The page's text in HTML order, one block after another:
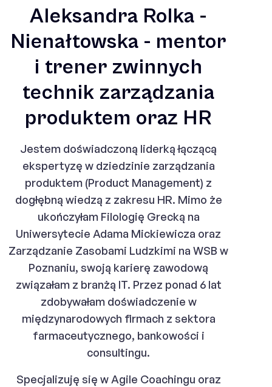
Aleksandra Rolka -
Nienałtowska - mentor
i trener zwinnych
technik zarządzania
produktem oraz HR
Jestem doświadczoną liderką łączącą
ekspertyzę w dziedzinie zarządzania
produktem (Product Management) z
dogłębną wiedzą z zakresu HR. Mimo że
ukończyłam Filologię Grecką na
Uniwersytecie Adama Mickiewicza oraz
Zarządzanie Zasobami Ludzkimi na WSB w
Poznaniu, swoją karierę zawodową
związałam z branżą IT. Przez ponad 6 lat
zdobywałam doświadczenie w
międzynarodowych firmach z sektora
farmaceutycznego, bankowości i
consultingu.
Specjalizuję się w Agile Coachingu oraz